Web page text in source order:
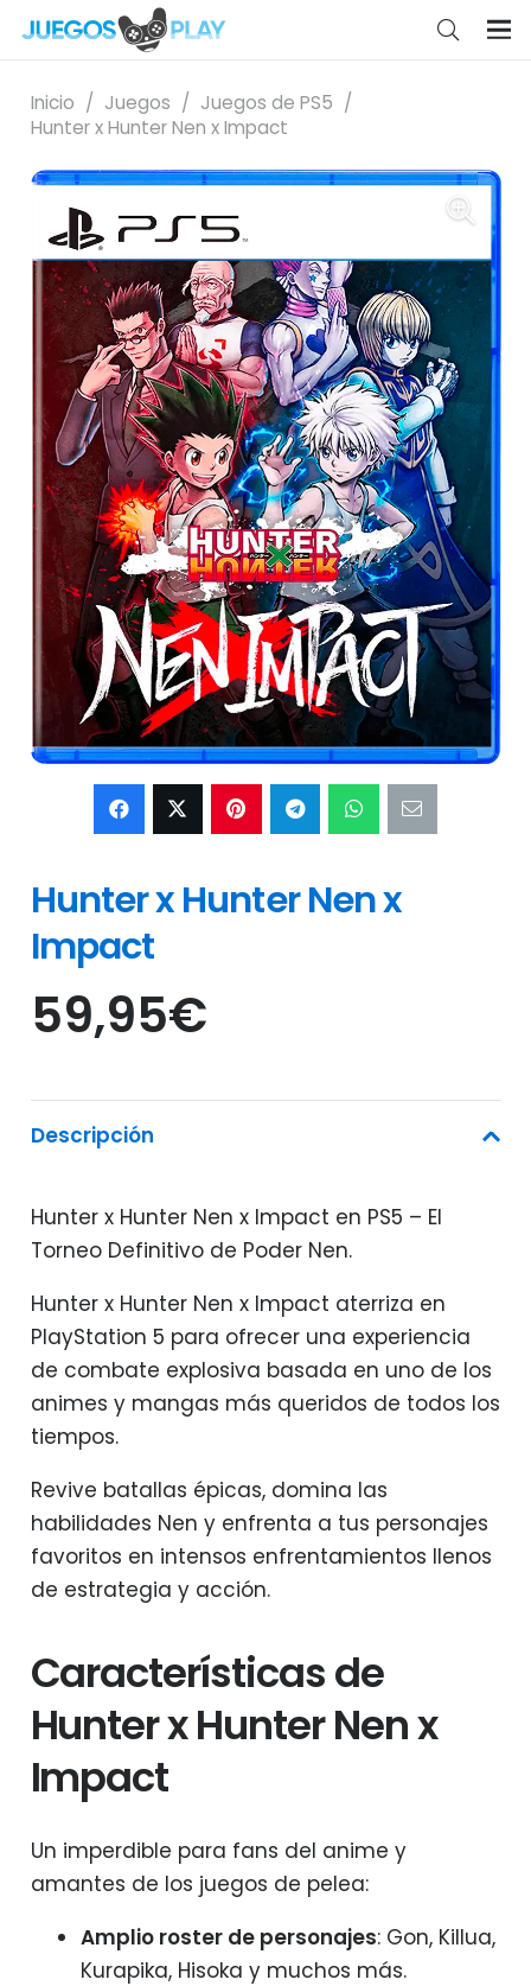
Inicio / Juegos / Juegos de PS5 /
Hunter x Hunter Nen x Impact
Hunter x Hunter Nen x
Impact
59,95€
Descripción
Hunter x Hunter Nen x Impact en PS5 – El
Torneo Definitivo de Poder Nen.
Hunter x Hunter Nen x Impact aterriza en
PlayStation 5 para ofrecer una experiencia
de combate explosiva basada en uno de los
animes y mangas más queridos de todos los
tiempos.
Revive batallas épicas, domina las
habilidades Nen y enfrenta a tus personajes
favoritos en intensos enfrentamientos llenos
de estrategia y acción.
Características de
Hunter x Hunter Nen x
Impact
Un imperdible para fans del anime y
amantes de los juegos de pelea:
Amplio roster de personajes: Gon, Killua,
Kurapika, Hisoka y muchos más.